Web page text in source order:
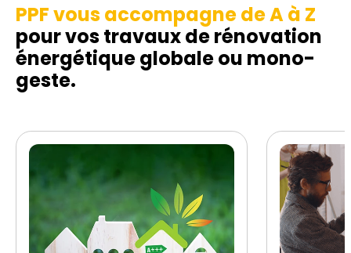
PPF vous accompagne de A à Z
pour vos travaux de rénovation
énergétique globale ou mono-
geste.